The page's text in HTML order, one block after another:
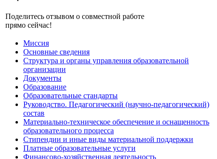
Поделитесь отзывом о совместной работе
прямо сейчас!
Миссия
Основные сведения
Структура и органы управления образовательной
организации
Документы
Образование
Образовательные стандарты
Руководство. Педагогический (научно-педагогический)
состав
Материально-техническое обеспечение и оснащенность
образовательного процесса
Стипендии и иные виды материальной поддержки
Платные образовательные услуги
Финансово-хозяйственная деятельность